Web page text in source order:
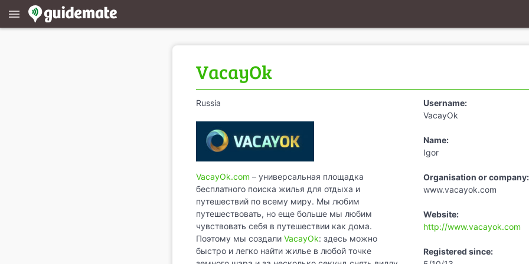
menu
VacayOk
Russia
VacayOk.com – универсальная площадка
бесплатного поиска жилья для отдыха и
путешествий по всему миру. Мы любим
путешествовать, но еще больше мы любим
чувствовать себя в путешествии как дома.
Поэтому мы создали VacayOk: здесь можно
быстро и легко найти жилье в любой точке
Username:
VacayOk
Name:
Igor
Organisation or company:
www.vacayok.com
Website:
http://www.vacayok.com
Registered since: